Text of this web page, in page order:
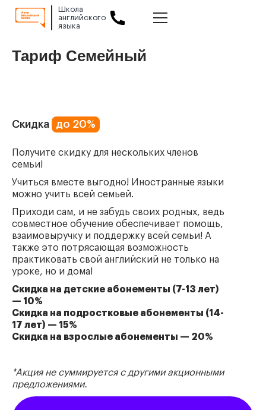
Slide 2 of 2.
Школа
английского
языка
Тариф Семейный
Скидка до 20%
Получите скидку для нескольких членов
семьи!
Учиться вместе выгодно! Иностранные языки
можно учить всей семьей.
Приходи сам, и не забудь своих родных, ведь
совместное обучение обеспечивает помощь,
взаимовыручку и поддержку всей семьи! А
также это потрясающая возможность
практиковать свой английский не только на
уроке, но и дома!
Скидка на детские абонементы (7-13 лет)
— 10%
Скидка на подростковые абонементы (14-
17 лет) — 15%
Скидка на взрослые абонементы — 20%
*Акция не суммируется с другими акционными
предложениями.